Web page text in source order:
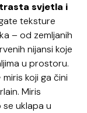
svjetla i
teksture
– od zemljanih
nijansi koje
u prostoru.
miris koji ga čini
Miris
uklapa u